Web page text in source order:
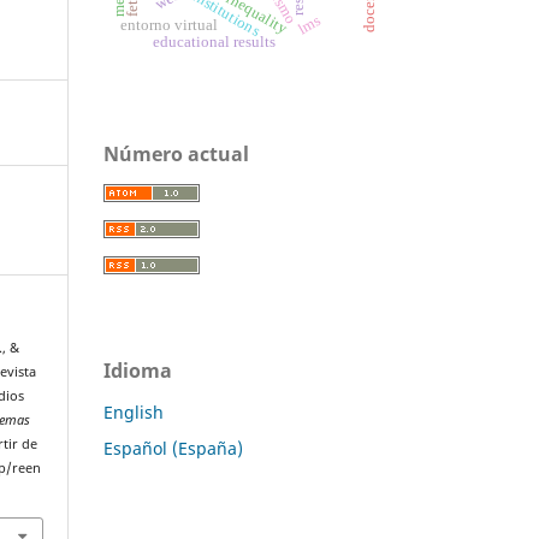
&
de
reen
institutions
educational results
lms
entorno virtual
Número actual
Idioma
English
Español (España)